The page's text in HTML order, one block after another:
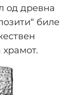
од древна
биле
храмот.